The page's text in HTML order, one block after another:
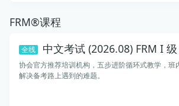
FRM®课程
全线 中文考试 (2026.08) FRM I
协会官方推荐培训机构，五步进阶循环式教学，班
解决备考路上遇到的难题。